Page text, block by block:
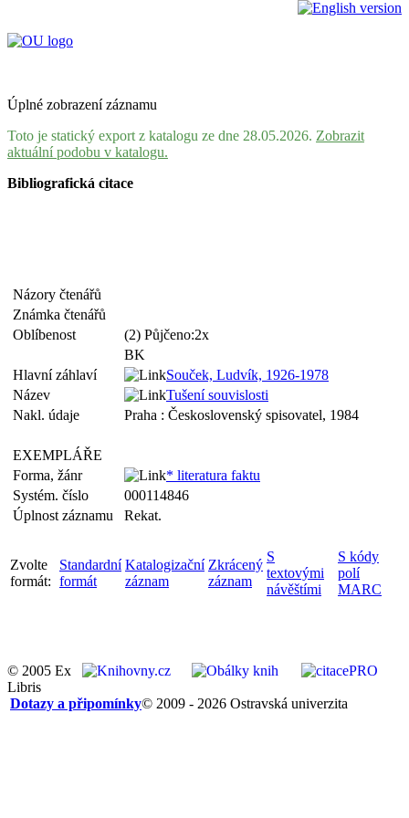
Úplné zobrazení záznamu
Toto je statický export z katalogu ze dne 28.05.2026. Zobrazit
aktuální podobu v katalogu.
Bibliografická citace
Názory čtenářů
Známka čtenářů
Oblíbenost
(2) Půjčeno:2x
BK
Hlavní záhlaví
Souček, Ludvík, 1926-1978
Název
Tušení souvislosti
Nakl. údaje
Praha : Československý spisovatel, 1984
EXEMPLÁŘE
Forma, žánr
* literatura faktu
Systém. číslo
000114846
Úplnost záznamu
Rekat.
Zvolte
formát:
Standardní
formát
Katalogizační
záznam
Zkrácený
záznam
S
textovými
návěštími
S kódy
polí
MARC
© 2005 Ex
Libris
© 2009 - 2026 Ostravská univerzita
Dotazy a připomínky